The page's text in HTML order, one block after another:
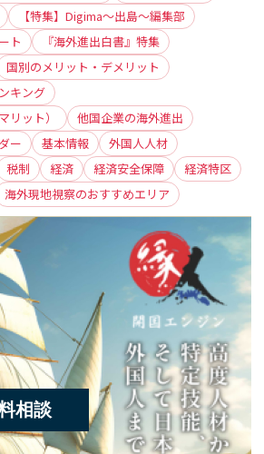
【特集】Digima〜出島〜編集部
ト
『海外進出白書』特集
国別のメリット・デメリット
キング
リット）
他国企業の海外進出
ー
基本情報
外国人人材
税制 経済 経済安全保障
経済特区
海外現地視察のおすすめエリア
相談